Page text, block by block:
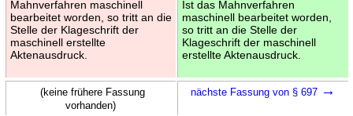
Mahnverfahren maschinell
bearbeitet worden, so tritt an die
Stelle der Klageschrift der
maschinell erstellte
Aktenausdruck.
Ist das Mahnverfahren
maschinell bearbeitet worden,
so tritt an die Stelle der
Klageschrift der maschinell
erstellte Aktenausdruck.
(keine frühere Fassung
vorhanden)
nächste Fassung von § 697 →